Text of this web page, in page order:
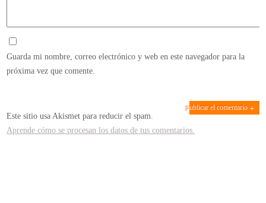
Guarda mi nombre, correo electrónico y web en este navegador para la
próxima vez que comente.
Este sitio usa Akismet para reducir el spam.
Aprende cómo se procesan los datos de tus comentarios.